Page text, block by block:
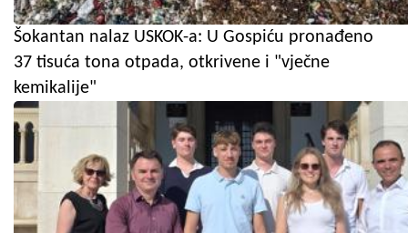
Šokantan nalaz USKOK-a: U Gospiću pronađeno
37 tisuća tona otpada, otkrivene i "vječne
kemikalije"